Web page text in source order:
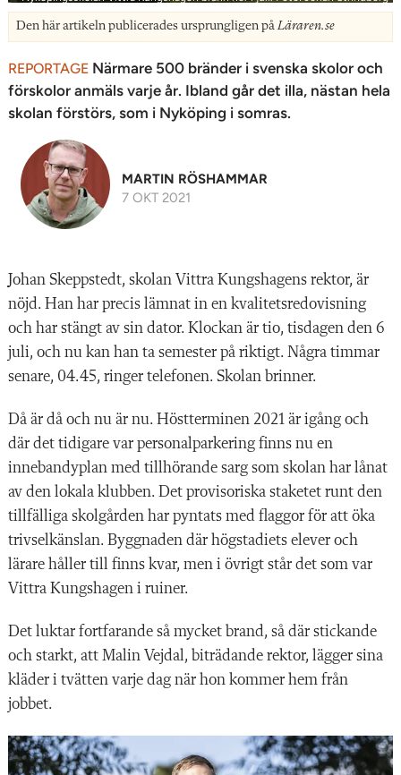
Den här artikeln publicerades ursprungligen påLäraren.se
REPORTAGE Närmare 500 bränder i svenska skolor och
förskolor ­anmäls varje år. Ibland går det illa, nästan hela
skolan förstörs, som i Nyköping i somras.
MARTIN RÖSHAMMAR
7 OKT 2021
Johan Skeppstedt, skolan Vittra Kungshagens rektor, är
nöjd. Han har precis lämnat in en kvalitetsredovisning
och har stängt av sin dator. Klockan är tio, tisdagen den 6
juli, och nu kan han ta semester på riktigt. Några timmar
senare, 04.45, ringer telefonen. Skolan brinner.
Då är då och nu är nu. Höstterminen 2021 är igång och
där det tidigare var personalparkering finns nu en
innebandyplan med tillhörande sarg som skolan har lånat
av den lokala klubben. Det provisoriska staketet runt den
tillfälliga skolgården har pyntats med flaggor för att öka
trivselkänslan. Byggnaden där högstadiets elever och
lärare håller till finns kvar, men i övrigt står det som var
Vittra Kungshagen i ruiner.
Det luktar fortfarande så mycket brand, så där stickande
och starkt, att Malin Vejdal, biträdande rektor, lägger sina
kläder i tvätten varje dag när hon kommer hem från
jobbet.